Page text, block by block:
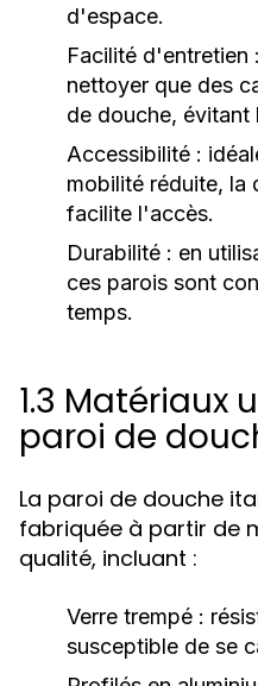
d'espace.
Facilité d'entretien :
nettoyer que des
de douche, évitant
Accessibilité :
mobilité réduite, la
facilite l'accès.
Durabilité : en
ces parois sont
temps.
1.3 Matériaux
paroi de
La paroi de douche
fabriquée à partir de
qualité, incluant :
Verre trempé :
susceptible de se